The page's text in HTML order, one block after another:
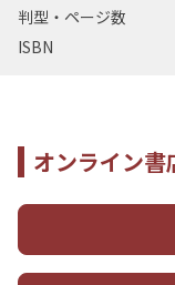
判型・ページ数
ISBN
オンライン書